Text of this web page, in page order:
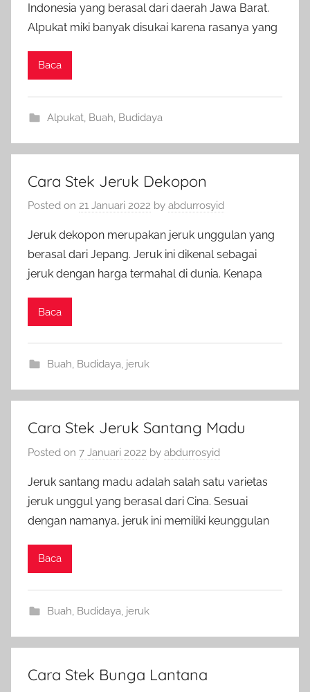
Indonesia yang berasal dari daerah Jawa Barat.
Alpukat miki banyak disukai karena rasanya yang
Baca
Alpukat, Buah Budidaya
Cara Stek Jeruk Dekopon
Posted on 21 Januari 2022 by abdurrosyid
Jeruk dekopon merupakan jeruk unggulan yang
berasal dari Jepang. Jeruk ini dikenal sebagai
jeruk dengan harga termahal di dunia. Kenapa
Baca
Buah, Budidaya, jeruk
Cara Stek Jeruk Santang Madu
Posted on 7 Januari 2022 by abdurrosyid
Jeruk santang madu adalah salah satu varietas
jeruk unggul yang berasal dari Cina. Sesuai
dengan namanya, jeruk ini memiliki keunggulan
Baca
Buah Budidaya jeruk
Cara Stek Bunga Lantana